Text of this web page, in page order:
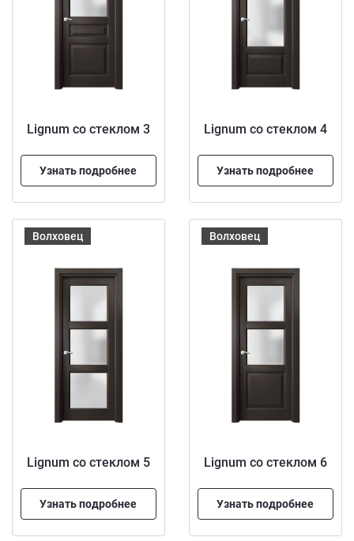
Lignum со стеклом 3
Узнать подробнее
Lignum со стеклом 4
Узнать подробнее
Волховец
Lignum со стеклом 5
Узнать подробнее
Волховец
Lignum со стеклом 6
Узнать подробнее